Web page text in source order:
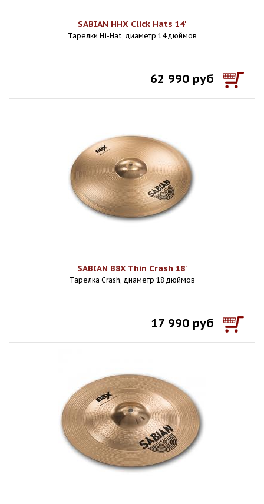
SABIAN HHX Click Hats 14'
Тарелки Hi-Hat, диаметр 14 дюймов
62 990 руб
SABIAN B8X Thin Crash 18'
Тарелка Crash, диаметр 18 дюймов
17 990 руб